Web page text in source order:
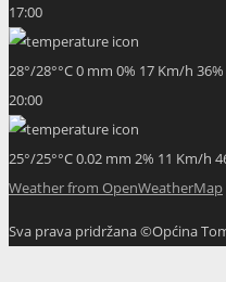
17:00
28°/28°°C0 mm 0% 17 Km/h 36%
20:00
25°/25°°C0.02 mm 2% 11 Km/h
Weather from OpenWeatherMap
Sva prava pridržana ©Općina